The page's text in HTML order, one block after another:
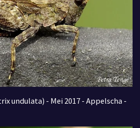
undulata) - Mei 2017 - Appelscha -